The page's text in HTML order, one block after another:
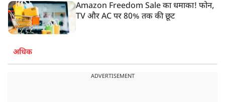
Amazon Freedom Sale का धमाका! फोन,
TV और AC पर 80% तक की छूट
अधिक
ADVERTISEMENT